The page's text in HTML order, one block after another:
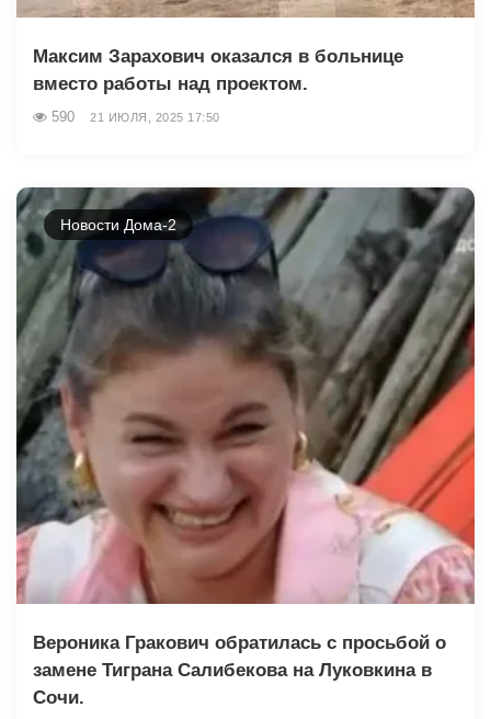
Максим Зарахович оказался в больнице
вместо работы над проектом.
590 21 ИЮЛЯ, 2025 17:50
Новости Дома-2
Вероника Гракович обратилась с просьбой о
замене Тиграна Салибекова на Луковкина в
Сочи.